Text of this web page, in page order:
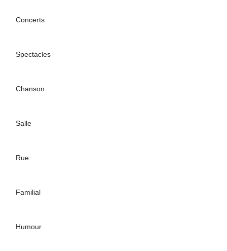
Concerts
Spectacles
Chanson
Salle
Rue
Familial
Humour